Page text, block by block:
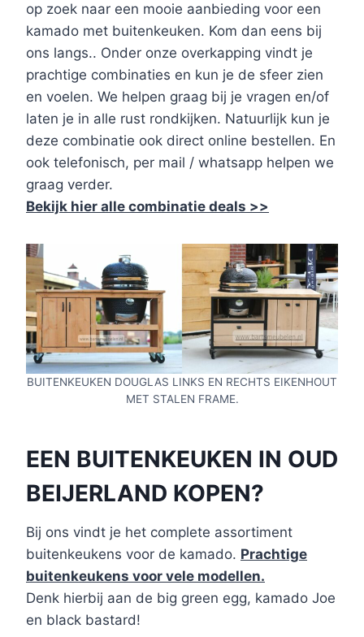
op zoek naar een mooie aanbieding voor een
kamado met buitenkeuken. Kom dan eens bij
ons langs.. Onder onze overkapping vindt je
prachtige combinaties en kun je de sfeer zien
en voelen. We helpen graag bij je vragen en/of
laten je in alle rust rondkijken. Natuurlijk kun je
deze combinatie ook direct online bestellen. En
ook telefonisch, per mail / whatsapp helpen we
graag verder.
Bekijk hier alle combinatie deals >>
BUITENKEUKEN DOUGLAS LINKS EN RECHTS EIKENHOUT
MET STALEN FRAME.
EEN BUITENKEUKEN IN OUD
BEIJERLAND KOPEN?
Bij ons vindt je het complete assortiment
buitenkeukens voor de kamado. Prachtige
buitenkeukens voor vele modellen.
Denk hierbij aan de big green egg, kamado Joe
en black bastard!